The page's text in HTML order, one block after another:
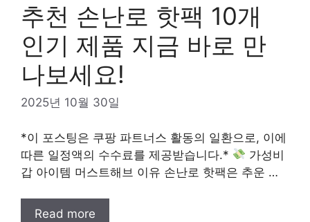
추천 손난로 핫팩 10개
인기 제품 지금 바로 만
나보세요!
2025년 10월 30일
*이 포스팅은 쿠팡 파트너스 활동의 일환으로, 이에
따른 일정액의 수수료를 제공받습니다.*
가성비
갑 아이템 머스트해브 이유 손난로 핫팩은 추운 …
Read more